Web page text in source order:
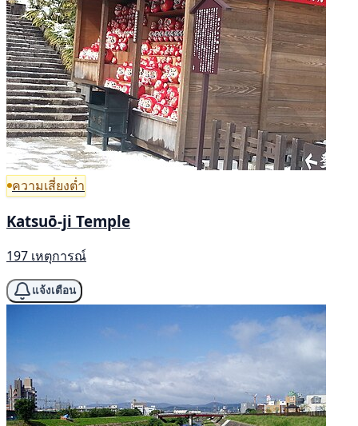
ความเสี่ยงต่ำ
Katsuō-ji Temple
197 เหตุการณ์
แจ้งเตือน